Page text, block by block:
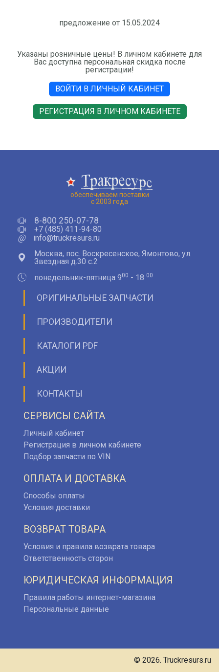
предложение от 15.05.2024
Указаны розничные цены! В личном кабинете для
Вас доступна персональная скидка после
регистрации!
ВОЙТИ В ЛИЧНЫЙ КАБИНЕТ
РЕГИСТРАЦИЯ В ЛИЧНОМ КАБИНЕТЕ
обеспечиваем поставки
с 2003 года
8-800 250-07-78
+7 (485) 411-94-80
@
info@truckresurs.ru
Москва, пос. Воскресенское, Ямонтово, ул.
Звездная д.30 с.2
понедельник-пятница 900 - 18 00
ОРИГИНАЛЬНЫЕ ЗАПЧАСТИ
ПРОИЗВОДИТЕЛИ
КАТАЛОГИ PDF
АКЦИИ
КОНТАКТЫ
СЕРВИСЫ САЙТА
Личный кабинет
Регистрация в личном кабинете
Подбор запчасти по VIN
ОПЛАТА И ДОСТАВКА
Способы оплаты
Условия доставки
ВОЗВРАТ ТОВАРА
Условия и правила возврата товара
Ответственность сторон
ЮРИДИЧЕСКАЯ ИНФОРМАЦИЯ
Правила работы интернет-магазина
Персональные данные
© 2026. Truckresurs.ru